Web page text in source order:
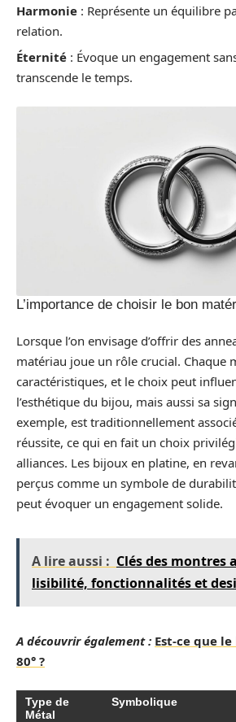
Harmonie : Représente un équilibre
relation.
Éternité : Évoque un engagement
transcende le temps.
L’importance de choisir le bon
Lorsque l’on envisage d’offrir des
matériau joue un rôle crucial. Chaque
caractéristiques, et le choix peut
l’esthétique du bijou, mais aussi sa
exemple, est traditionnellement
réussite, ce qui en fait un choix
alliances. Les bijoux en platine, en
perçus comme un symbole de
peut évoquer un engagement solide.
A lire aussi : Clés des montres
lisibilité, fonctionnalités et
A découvrir également : Est-ce que
80° ?
Type de
Métal
Symbolique